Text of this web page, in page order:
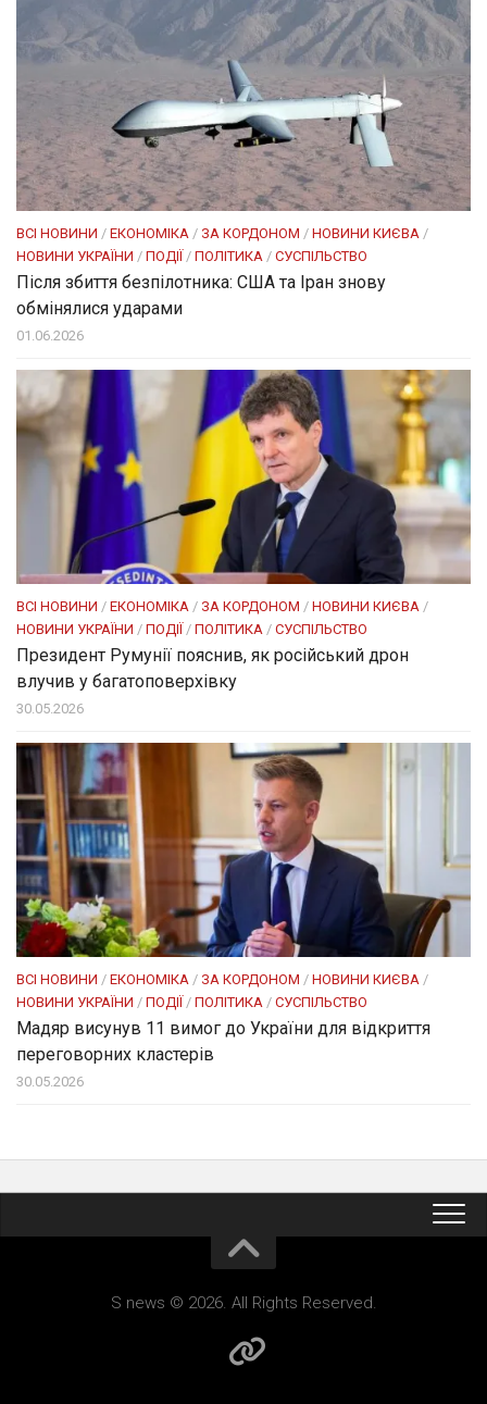
ВСІ НОВИНИ / ЕКОНОМІКА / ЗА КОРДОНОМ / НОВИНИ КИЄВА /
НОВИНИ УКРАЇНИ / ПОДІЇ/ ПОЛІТИКА / СУСПІЛЬСТВО
Після збиття безпілотника: США та Іран знову
обмінялися ударами
01.06.2026
ВСІ НОВИНИ / ЕКОНОМІКА / ЗА КОРДОНОМ / НОВИНИ КИЄВА /
НОВИНИ УКРАЇНИ / ПОДІЇ/ ПОЛІТИКА / СУСПІЛЬСТВО
Президент Румунії пояснив, як російський дрон
влучив у багатоповерхівку
30.05.2026
ВСІ НОВИНИ / ЕКОНОМІКА / ЗА КОРДОНОМ / НОВИНИ КИЄВА /
НОВИНИ УКРАЇНИ / ПОДІЇ/ ПОЛІТИКА / СУСПІЛЬСТВО
Мадяр висунув 11 вимог до України для відкриття
переговорних кластерів
30.05.2026
S news © 2026. All Rights Reserved.